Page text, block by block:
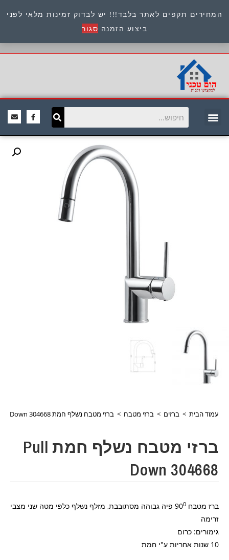
המחירים תקפים לאתר בלבד!!! יש לבדוק זמינות מלאי לפני
ביצוע הזמנה סגור
כתובת : היוזמים 9 אור יהודה שירות לקוחות 054-
8945722
עמוד הבית > ברזים > ברזי מטבח > ברזי מטבח נשלף חמת Pull Down 304668
ברזי מטבח נשלף חמת Pull
Down 304668
ברז מטבח 90 0
פיה גבוהה מסתובבת, מזלף נשלף כלפי מטה שני מצבי
זרימה
גימורים: כרום
10 שנות אחריות ע"י חמת